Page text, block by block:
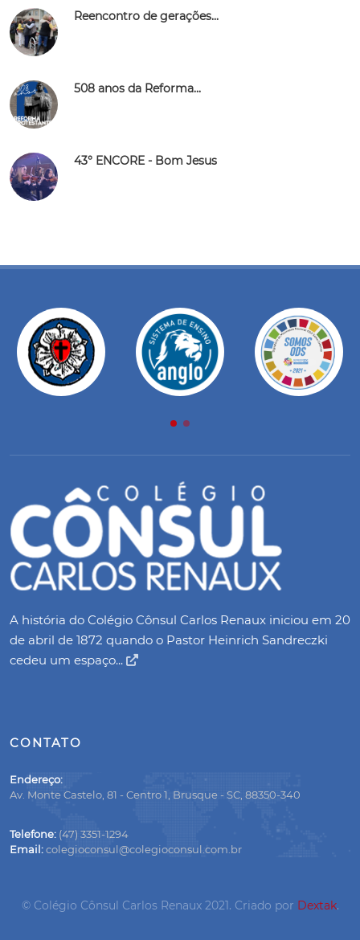
Reencontro de gerações...
508 anos da Reforma...
43° ENCORE - Bom Jesus
A história do Colégio Cônsul Carlos Renaux iniciou em 20
de abril de 1872 quando o Pastor Heinrich Sandreczki
cedeu um espaço...
CONTATO
Endereço:
Av. Monte Castelo, 81 - Centro 1, Brusque - SC, 88350-340
Telefone: (47) 3351-1294
Email:colegioconsul@colegioconsul.com.br
© Colégio Cônsul Carlos Renaux 2021. Criado por Dextak.